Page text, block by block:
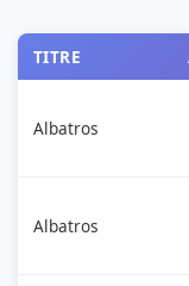
TITRE
Albatros
Albatros